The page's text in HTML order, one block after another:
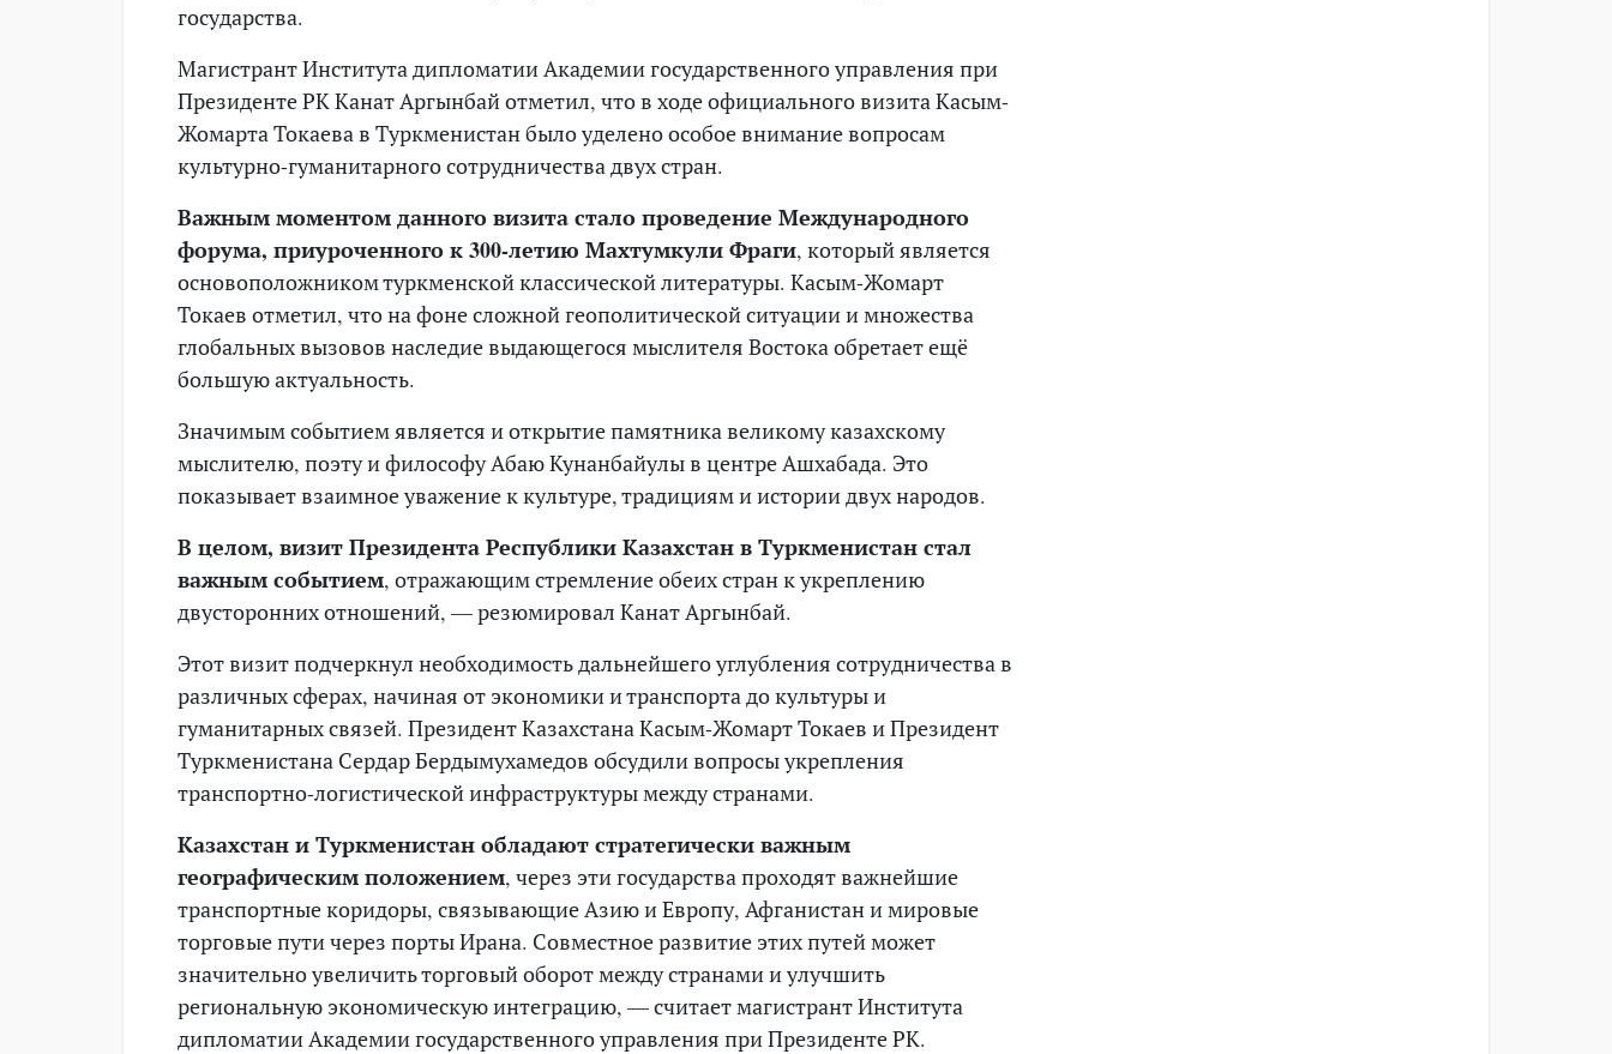
государства.
Магистрант Института дипломатии Академии государственного управления при
Президенте РК Канат Аргынбай отметил, что в ходе официального визита Касым-
Жомарта Токаева в Туркменистан было уделено особое внимание вопросам
культурно-гуманитарного сотрудничества двух стран.
Важным моментом данного визита стало проведение Международного
форума, приуроченного к 300-летию Махтумкули Фраги, который является
основоположником туркменской классической литературы. Касым-Жомарт
Токаев отметил, что на фоне сложной геополитической ситуации и множества
глобальных вызовов наследие выдающегося мыслителя Востока обретает ещё
большую актуальность.
Значимым событием является и открытие памятника великому казахскому
мыслителю, поэту и философу Абаю Кунанбайулы в центре Ашхабада. Это
показывает взаимное уважение к культуре, традициям и истории двух народов.
В целом, визит Президента Республики Казахстан в Туркменистан стал
важным событием, отражающим стремление обеих стран к укреплению
двусторонних отношений, — резюмировал Канат Аргынбай.
Этот визит подчеркнул необходимость дальнейшего углубления сотрудничества в
различных сферах, начиная от экономики и транспорта до культуры и
гуманитарных связей. Президент Казахстана Касым-Жомарт Токаев и Президент
Туркменистана Сердар Бердымухамедов обсудили вопросы укрепления
транспортно-логистической инфраструктуры между странами.
Казахстан и Туркменистан обладают стратегически важным
географическим положением, через эти государства проходят важнейшие
транспортные коридоры, связывающие Азию и Европу, Афганистан и мировые
торговые пути через порты Ирана. Совместное развитие этих путей может
значительно увеличить торговый оборот между странами и улучшить
региональную экономическую интеграцию, — считает магистрант Института
дипломатии Академии государственного управления при Президенте РК.